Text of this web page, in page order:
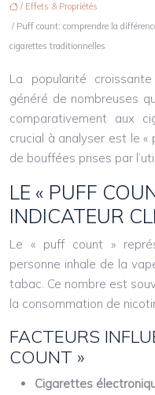
/ Effets & Propriétés
/ Puff count: comprendre la
cigarettes traditionnelles
La popularité
généré de nombreuses
comparativement aux
crucial à analyser est le «
de bouffées prises par
LE « PUFF
INDICATEUR
Le « puff count »
personne inhale de la
tabac. Ce nombre est
la consommation de
FACTEURS
COUNT »
Cigarettes